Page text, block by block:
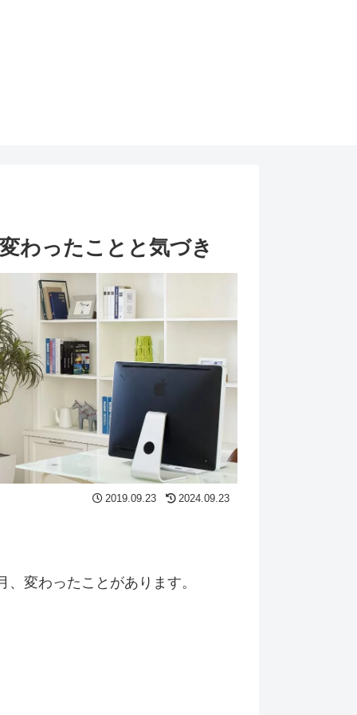
わったことと気づき
2019.09.23 2024.09.23
変わったことがあります。